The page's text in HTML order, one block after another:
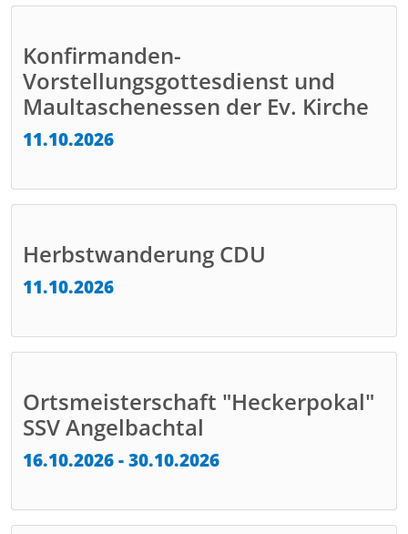
Konfirmanden-
Vorstellungsgottesdienst und
Maultaschenessen der Ev. Kirche
11.10.2026
Herbstwanderung CDU
11.10.2026
Ortsmeisterschaft "Heckerpokal"
SSV Angelbachtal
16.10.2026 - 30.10.2026